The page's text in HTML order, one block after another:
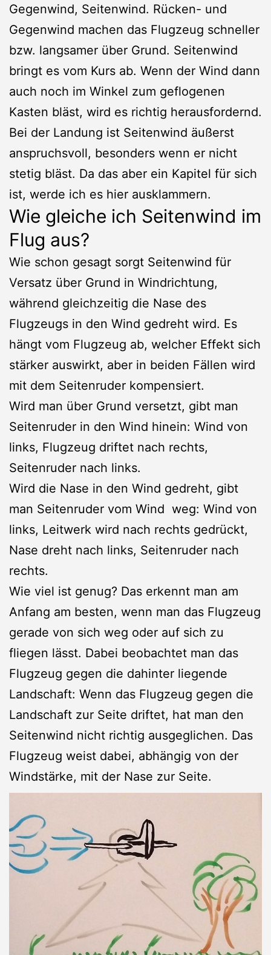
Gegenwind, Seitenwind. Rücken- und
Gegenwind machen das Flugzeug schneller
bzw. langsamer über Grund. Seitenwind
bringt es vom Kurs ab. Wenn der Wind dann
auch noch im Winkel zum geflogenen
Kasten bläst, wird es richtig herausfordernd.
Bei der Landung ist Seitenwind äußerst
anspruchsvoll, besonders wenn er nicht
stetig bläst. Da das aber ein Kapitel für sich
ist, werde ich es hier ausklammern.
Wie gleiche ich Seitenwind im
Flug aus?
Wie schon gesagt sorgt Seitenwind für
Versatz über Grund in Windrichtung,
während gleichzeitig die Nase des
Flugzeugs in den Wind gedreht wird. Es
hängt vom Flugzeug ab, welcher Effekt sich
stärker auswirkt, aber in beiden Fällen wird
mit dem Seitenruder kompensiert.
Wird man über Grund versetzt, gibt man
Seitenruder in den Wind hinein: Wind von
links, Flugzeug driftet nach rechts,
Seitenruder nach links.
Wird die Nase in den Wind gedreht, gibt
man Seitenruder vom Wind weg: Wind von
links, Leitwerk wird nach rechts gedrückt,
Nase dreht nach links, Seitenruder nach
rechts.
Wie viel ist genug? Das erkennt man am
Anfang am besten, wenn man das Flugzeug
gerade von sich weg oder auf sich zu
fliegen lässt. Dabei beobachtet man das
Flugzeug gegen die dahinter liegende
Landschaft: Wenn das Flugzeug gegen die
Landschaft zur Seite driftet, hat man den
Seitenwind nicht richtig ausgeglichen. Das
Flugzeug weist dabei, abhängig von der
Windstärke, mit der Nase zur Seite.